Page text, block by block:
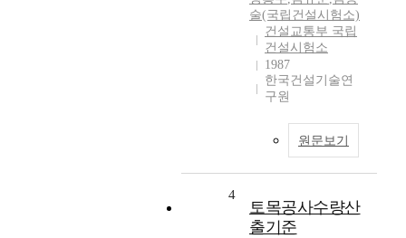
술(국립건설시험소)
건설교통부 국립
건설시험소
1987
한국건설기술연
구원
원문보기
4
토목공사수량산
출기준